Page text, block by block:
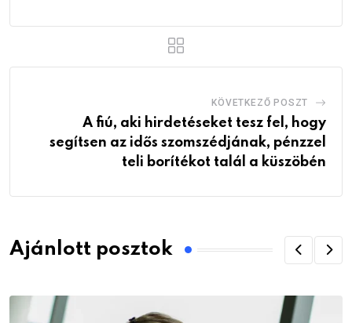
KÖVETKEZŐ POSZT
A fiú, aki hirdetéseket tesz fel, hogy
segítsen az idős szomszédjának, pénzzel
teli borítékot talál a küszöbén
Ajánlott posztok